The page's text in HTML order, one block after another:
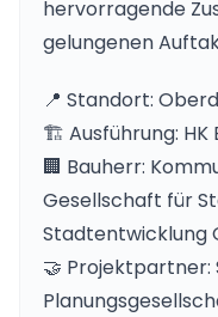
hervorragende
gelungenen
📍 Standort:
🏗️ Ausführung: HK
🏢 Bauherr:
Gesellschaft für
Stadtentwicklung
🤝 Projektpartner: